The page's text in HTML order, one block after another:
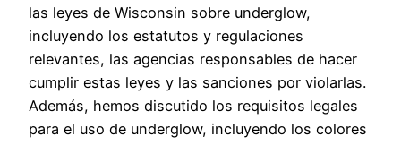
las leyes de Wisconsin sobre underglow,
incluyendo los estatutos y regulaciones
relevantes, las agencias responsables de hacer
cumplir estas leyes y las sanciones por violarlas.
Además, hemos discutido los requisitos legales
para el uso de underglow, incluyendo los colores